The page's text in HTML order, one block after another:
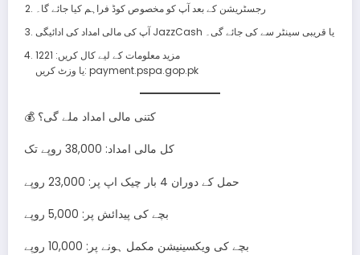
رجسٹریشن کے بعد آپ کو مخصوص کوڈ فراہم کیا جائے گا۔
آپ کی مالی امداد کی ادائیگی JazzCash یا قریبی سینٹر سے کی جائے گی۔
مزید معلومات کے لیے کال کریں: 1221
یا وزٹ کریں: payment.pspa.gop.pk
💰 کتنی مالی امداد ملے گی؟
کل مالی امداد: 38,000 روپے تک
حمل کے دوران 4 بار چیک اپ پر: 23,000 روپے
بچے کی پیدائش پر: 5,000 روپے
بچے کی ویکسینیشن مکمل ہونے پر: 10,000 روپے